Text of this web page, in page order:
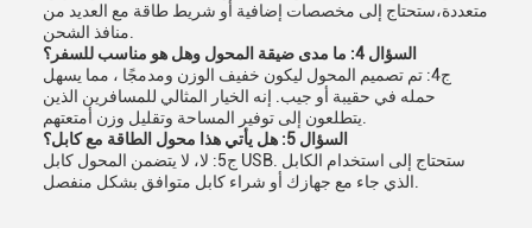
متعددة،ستحتاج إلى مخصصات إضافية أو شريط طاقة مع العديد من
السؤال 4: ما مدى ضيقة المحول وهل هو مناسب للسفر؟
ج4: تم تصميم المحول ليكون خفيف الوزن ومدمجًا ، مما يسهل
حمله في حقيبة أو جيب. إنه الخيار المثالي للمسافرين الذين
السؤال 5: هل يأتي هذا محول الطاقة مع كابل؟
ج5: لا، لا يتضمن المحول كابل USB. ستحتاج إلى استخدام الكابل